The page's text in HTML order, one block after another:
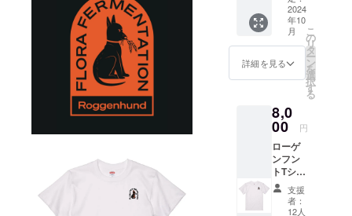
(2024年
10月頃)
商品サ
イズ：
5cm×5
にかく
応援し
てくれ
る方、
どうぞ
よろし
くお願
す！ <
内容>
・お礼
のメッ
セージ
カード
(2024年
10月頃)
・ス
2024
年10
月
詳細を見る
こ
の
リ
タ
ー
ン
を
選
択
す
る
8,0
00 円
ローゲ
ンフン
トTシャ
ツ フ
ローラ
がファ
支援
者：
12人